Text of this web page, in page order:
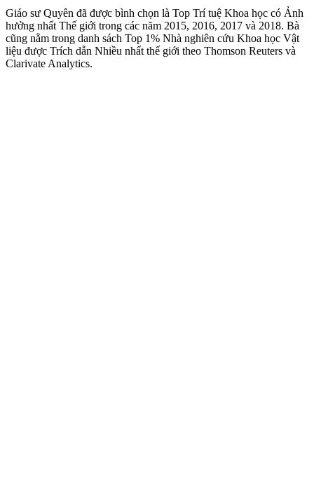
Giáo sư Quyên đã được bình chọn là Top Trí tuệ Khoa học có Ảnh
hưởng nhất Thế giới trong các năm 2015, 2016, 2017 và 2018. Bà
cũng nằm trong danh sách Top 1% Nhà nghiên cứu Khoa học Vật
liệu được Trích dẫn Nhiều nhất thế giới theo Thomson Reuters và
Clarivate Analytics.